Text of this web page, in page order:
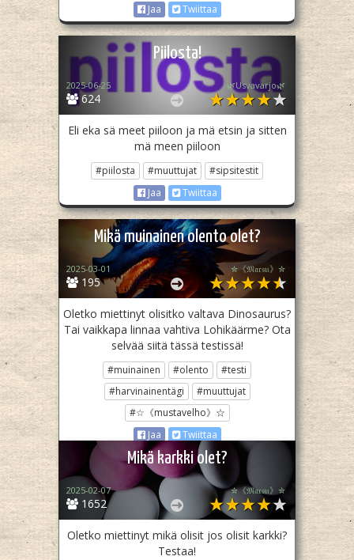
Jaa Twiittaa
Piilosta!
624
2025-06-25 🌿Usvavarjo🌿
Eli eka sä meet piiloon ja mä etsin ja sitten
mä meen piiloon
#piilosta #muuttujat
#sipsitestit
Jaa
Twiittaa
Mikä muinainen olento olet?
195
2025-03-01 ✮《𝔐𝔞𝔯𝔰𝔲》✮
Oletko miettinyt olisitko valtava Dinosaurus?
Tai vaikkapa linnaa vahtiva Lohikäärme? Ota
selvää siitä tässä testissä!
#muinainen #olento
#testi
#harvinainentägi
#muuttujat
#☆《mustavelho》☆
Jaa
Twiittaa
Mikä karkki olet?
1652
2025-02-07 ✮《𝔐𝔞𝔯𝔰𝔲》✮
Oletko miettinyt mikä olisit jos olisit karkki?
Testaa!